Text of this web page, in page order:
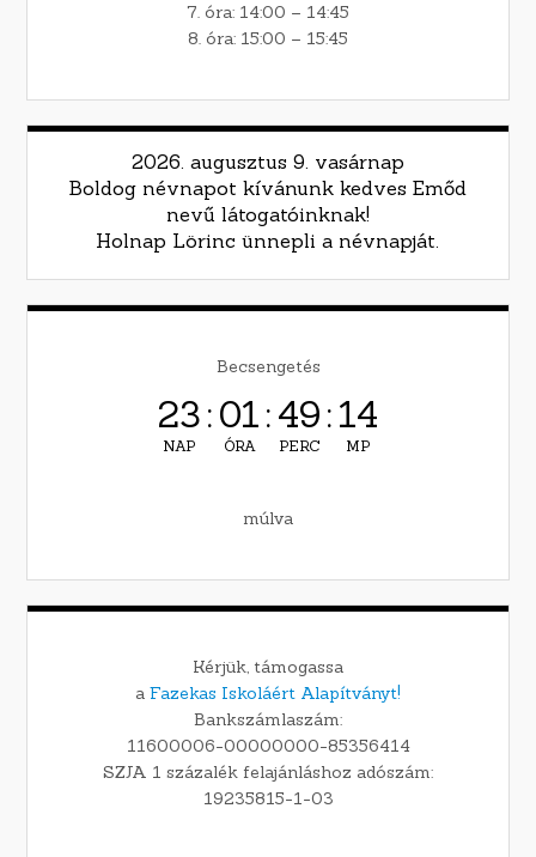
7. óra: 14:00 – 14:45
8. óra: 15:00 – 15:45
2026. augusztus 9. vasárnap
Boldog névnapot kívánunk kedves Emőd
nevű látogatóinknak!
Holnap Lörinc ünnepli a névnapját.
Becsengetés
23
NAP
:01
ÓRA
:49
PERC
:12
MP
múlva
Kérjük, támogassa
a Fazekas Iskoláért Alapítványt!
Bankszámlaszám:
11600006-00000000-85356414
SZJA 1 százalék felajánláshoz adószám:
19235815-1-03